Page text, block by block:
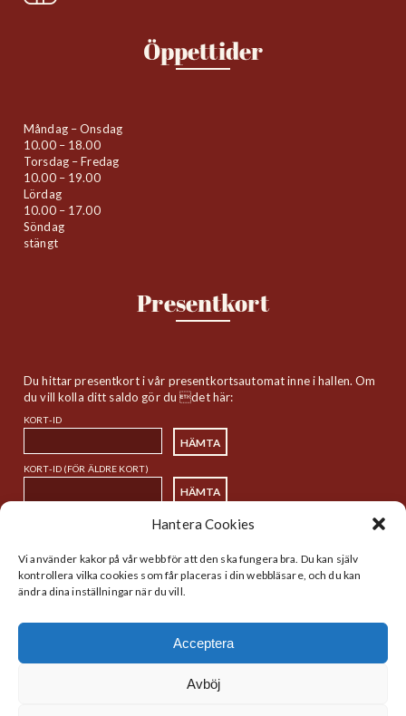
Hantera Cookies
Vi använder kakor på vår webb för att den ska fungera bra. Du kan själv
kontrollera vilka cookies som får placeras i din webbläsare, och du kan
ändra dina inställningar när du vill.
Acceptera
Avböj
Öppettider
Måndag – Onsdag
10.00 – 18.00
Torsdag – Fredag
10.00 – 19.00
Lördag
10.00 – 17.00
Söndag
stängt
Presentkort
Du hittar presentkort i vår presentkortsautomat inne i hallen. Om
du vill kolla ditt saldo gör du det här:
KORT-ID
KORT-ID (FÖR ÄLDRE KORT)
Sitemap
Startsida
Handlare
Lunch